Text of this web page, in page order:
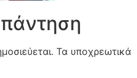
Τα υποχρεωτικά